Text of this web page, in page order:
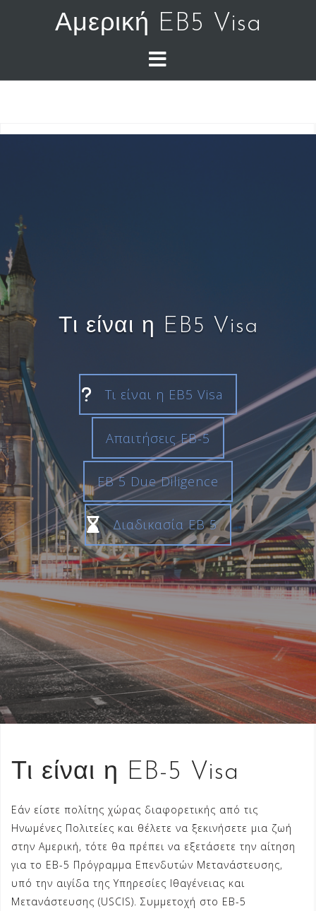
Αμερική EB5 Visa
Τι είναι η EB5 Visa
Τι είναι η EB5 Visa
Απαιτήσεις EB-5
EB 5 Due Diligence
Διαδικασία EB 5
Τι είναι η EB-5 Visa
Εάν είστε πολίτης χώρας διαφορετικής από τις
Ηνωμένες Πολιτείες και θέλετε να ξεκινήσετε μια ζωή
στην Αμερική, τότε θα πρέπει να εξετάσετε την αίτηση
για το EB-5 Πρόγραμμα Επενδυτών Μετανάστευσης,
υπό την αιγίδα της Υπηρεσίες Ιθαγένειας και
Μετανάστευσης (USCIS). Συμμετοχή στο EB-5